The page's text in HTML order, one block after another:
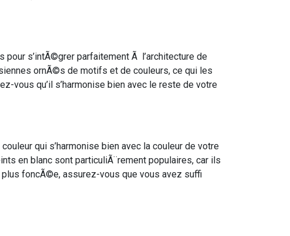
s’intÃ©grer parfaitement Ã l’architecture de
ornÃ©s de motifs et de couleurs, ce qui les
vous qu’il s’harmonise bien avec le reste de votre
qui s’harmonise bien avec la couleur de votre
en blanc sont particuliÃ¨rement populaires, car ils
foncÃ©e, assurez-vous que vous avez suffi